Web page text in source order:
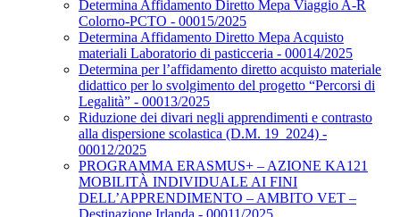
Determina Affidamento Diretto Mepa Viaggio A-R
Colorno-PCTO - 00015/2025
Determina Affidamento Diretto Mepa Acquisto
materiali Laboratorio di pasticceria - 00014/2025
Determina per l’affidamento diretto acquisto materiale
didattico per lo svolgimento del progetto “Percorsi di
Legalità” - 00013/2025
Riduzione dei divari negli apprendimenti e contrasto
alla dispersione scolastica (D.M. 19_2024) -
00012/2025
PROGRAMMA ERASMUS+ – AZIONE KA121
MOBILITÀ INDIVIDUALE AI FINI
DELL’APPRENDIMENTO – AMBITO VET –